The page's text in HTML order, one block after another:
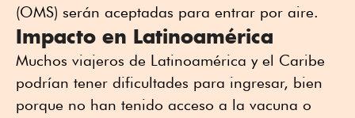
(OMS) serán aceptadas para entrar por aire.
Impacto en Latinoamérica
Muchos viajeros de Latinoamérica y el Caribe
podrían tener dificultades para ingresar, bien
porque no han tenido acceso a la vacuna o